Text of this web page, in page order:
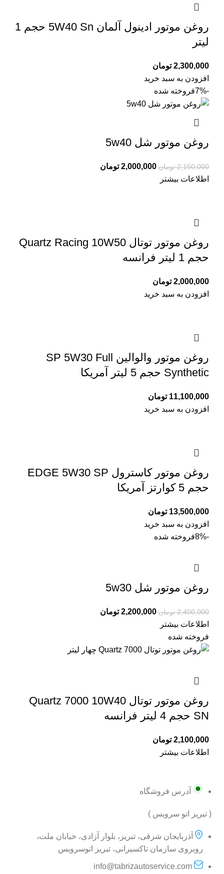
روغن موتور ادینول آلمان 5W40 Sn حجم 1
لیتر
2,300,000 تومان
افزودن به سبد خرید
-7%
فروخته شده
روغن موتور شل 5w40
2,150,000 تومان 2,000,000 تومان
اطلاعات بیشتر
روغن موتور توتال Quartz Racing 10W50
حجم 1 لیتر فرانسه
2,000,000 تومان
افزودن به سبد خرید
روغن موتور والوالین SP 5W30 Full
Synthetic حجم 5 لیتر آمریکا
11,100,000 تومان
افزودن به سبد خرید
روغن موتور کاسترول EDGE 5W30 SP
حجم 5 کوارتز آمریکا
13,500,000 تومان
افزودن به سبد خرید
-8%
فروخته شده
روغن موتور شل 5w30
2,400,000 تومان 2,200,000 تومان
اطلاعات بیشتر
فروخته شده
روغن موتور توتال Quartz 7000 10W40
SN حجم 4 لیتر فرانسه
2,100,000 تومان
اطلاعات بیشتر
آدرس فروشگاه
( تبریز اتو سرویس )
آذربایجان شرقی، تبریز، بلوار آزادی، خیابان ملت،
روبروی سازمان تاکسیرانی، تبریز اتوسرویس
info@tabrizautoservice.com